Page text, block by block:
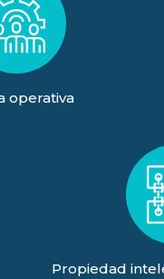
operativa
Propiedad